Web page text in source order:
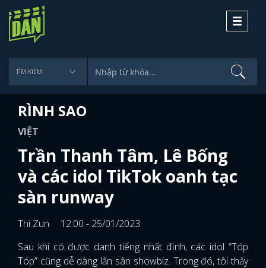
Toggle
RÌNH SAO
VIỆT
Trần Thanh Tâm, Lê Bống
và các idol TikTok oanh tạc
sàn runway
Thi Zun
12:00 - 25/01/2023
Sau khi có được danh tiếng nhất định, các idol “Tóp
Tóp” cũng dễ dàng lấn sân showbiz. Trong đó, tôi thấy